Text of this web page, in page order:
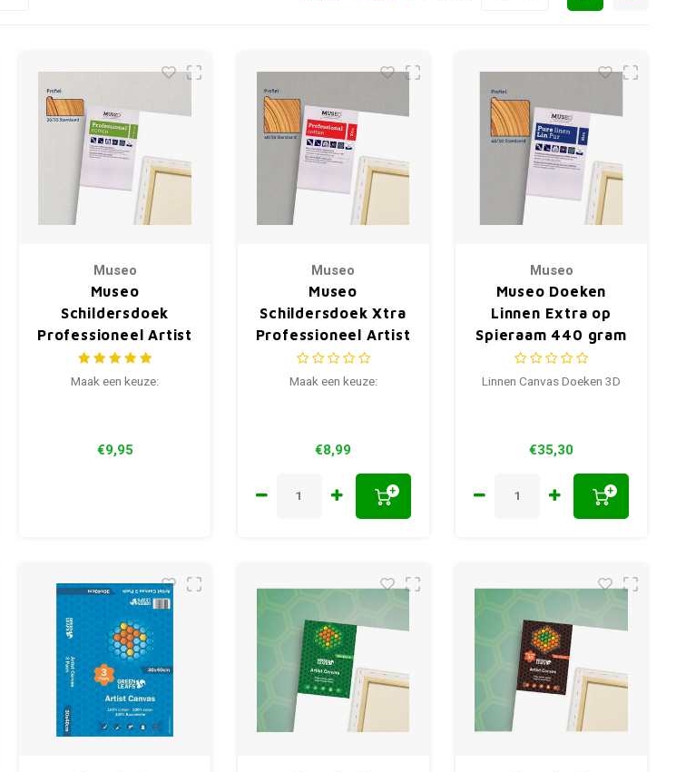
Museo
Museo
Schildersdoek
Professioneel Artist
335 gram 21 mm dik
Maak een keuze:
€9,95
Museo
Museo
Schildersdoek Xtra
Professioneel Artist
3D Katoen 335
gram 41 mm dik
Maak een keuze:
€8,99
+
Museo
Museo Doeken
Linnen Extra op
Spieraam 440 gram
41 mm 3D
Linnen Canvas Doeken 3D
€35,30
+